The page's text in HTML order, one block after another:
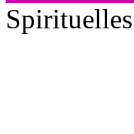
Spirituelles